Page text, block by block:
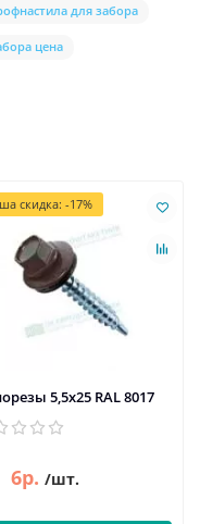
для забора
цена
скидка: -17%
5,5х25 RAL 8017
6р. /шт.